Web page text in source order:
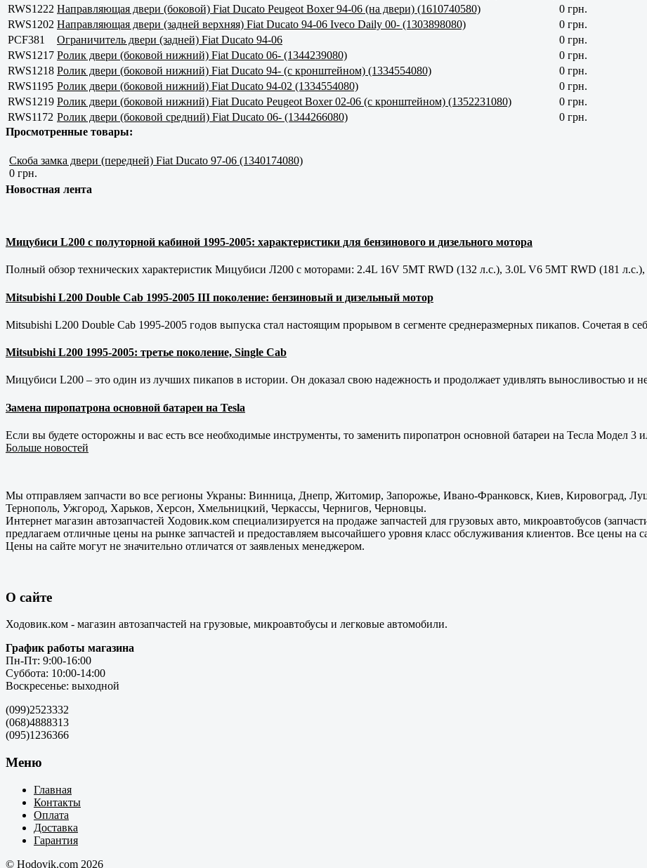
RWS1222 Направляющая двери (боковой) Fiat Ducato Peugeot Boxer 94-06 (на двери) (1610740580)
0 грн.
RWS1202 Направляющая двери (задней верхняя) Fiat Ducato 94-06 Iveco Daily 00- (1303898080)
0 грн.
PCF381
Ограничитель двери (задней) Fiat Ducato 94-06
0 грн.
RWS1217 Ролик двери (боковой нижний) Fiat Ducato 06- (1344239080)
0 грн.
RWS1218 Ролик двери (боковой нижний) Fiat Ducato 94- (с кронштейном) (1334554080)
0 грн.
RWS1195 Ролик двери (боковой нижний) Fiat Ducato 94-02 (1334554080)
0 грн.
RWS1219 Ролик двери (боковой нижний) Fiat Ducato Peugeot Boxer 02-06 (с кронштейном) (1352231080)
0 грн.
RWS1172 Ролик двери (боковой средний) Fiat Ducato 06- (1344266080)
0 грн.
Просмотренные товары:
Скоба замка двери (передней) Fiat Ducato 97-06 (1340174080)
0 грн.
Новостная лента
Мицубиси L200 с полуторной кабиной 1995-2005: характеристики для бензинового и дизельного мотора
Полный обзор технических характеристик Мицубиси Л200 с моторами: 2.4L 16V 5MT RWD (132 л.с.), 3.0L V6 5MT RWD (181
Mitsubishi L200 Double Cab 1995-2005 III поколение: бензиновый и дизельный мотор
Mitsubishi L200 Double Cab 1995-2005 годов выпуска стал настоящим прорывом в сегменте среднеразмерных пикапов. Сочетая в
Mitsubishi L200 1995-2005: третье поколение, Single Cab
Мицубиси L200 – это один из лучших пикапов в истории. Он доказал свою надежность и продолжает удивлять выносливостью и
Замена пиропатрона основной батареи на Tesla
Если вы будете осторожны и вас есть все необходимые инструменты, то заменить пиропатрон основной батареи на Тесла Модел 3
Больше новостей
Мы отправляем запчасти во все регионы Украны: Винница, Днепр, Житомир, Запорожье, Ивано-Франковск, Киев, Кировоград,
Тернополь, Ужгород, Харьков, Херсон, Хмельницкий, Черкассы, Чернигов, Черновцы.
Интернет магазин автозапчастей Ходовик.ком специализируется на продаже запчастей для грузовых авто, микроавтобусов
предлагаем отличные цены на рынке запчастей и предоставляем высочайшего уровня класс обслуживания клиентов. Все цены на
Цены на сайте могут не значительно отличатся от заявленых менеджером.
О сайте
Ходовик.ком - магазин автозапчастей на грузовые, микроавтобусы и легковые автомобили.
График работы магазина
Пн-Пт: 9:00-16:00
Суббота: 10:00-14:00
Воскресенье: выходной
(099)2523332
(068)4888313
(095)1236366
Меню
Главная
Контакты
Оплата
Доставка
Гарантия
© Hodovik.com 2026